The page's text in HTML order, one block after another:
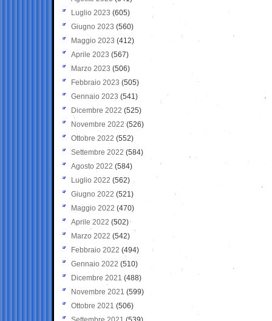
Luglio 2023 (605)
Giugno 2023 (560)
Maggio 2023 (412)
Aprile 2023 (567)
Marzo 2023 (506)
Febbraio 2023 (505)
Gennaio 2023 (541)
Dicembre 2022 (525)
Novembre 2022 (526)
Ottobre 2022 (552)
Settembre 2022 (584)
Agosto 2022 (584)
Luglio 2022 (562)
Giugno 2022 (521)
Maggio 2022 (470)
Aprile 2022 (502)
Marzo 2022 (542)
Febbraio 2022 (494)
Gennaio 2022 (510)
Dicembre 2021 (488)
Novembre 2021 (599)
Ottobre 2021 (506)